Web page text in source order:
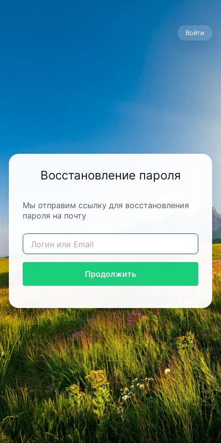
Войти
Восстановление пароля
Мы отправим ссылку для восстановления
пароля на почту
Продолжить